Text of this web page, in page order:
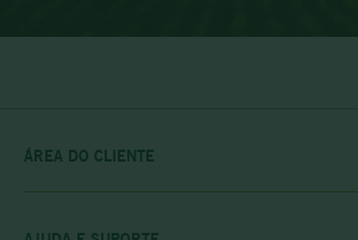
ÁREA DO CLIENTE